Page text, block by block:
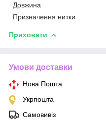
Довжина
Призначення нитки
Приховати
Умови доставки
Нова Пошта
Укрпошта
Самовивіз